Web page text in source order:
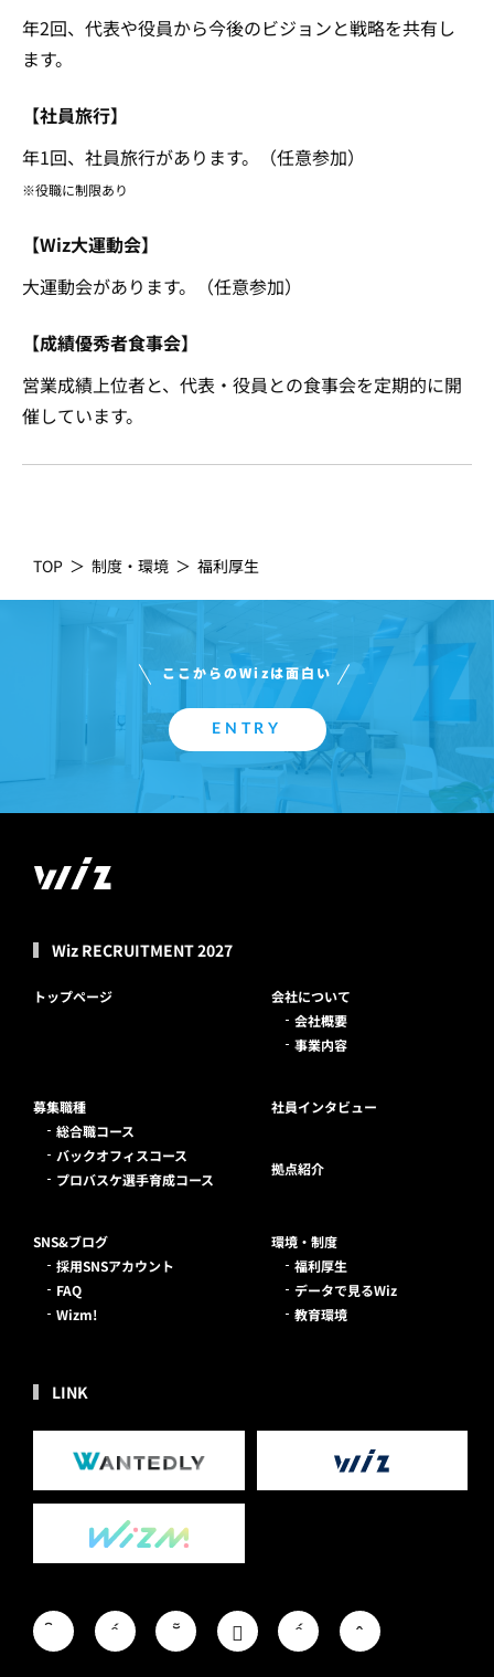
年2回、代表や役員から今後のビジョンと戦略を共有し
ます。
【社員旅行】
年1回、社員旅行があります。（任意参加）
※役職に制限あり
【Wiz大運動会】
大運動会があります。（任意参加）
【成績優秀者食事会】
営業成績上位者と、代表・役員との食事会を定期的に開
催しています。
TOP ＞ 制度・環境 ＞ 福利厚生
ここからのWizは面白い
ENTRY
Wiz RECRUITMENT 2027
トップページ
会社について
会社概要
事業内容
募集職種
総合職コース
バックオフィスコース
プロバスケ選手育成コース
社員インタビュー
拠点紹介
環境・制度
福利厚生
データで見るWiz
教育環境
SNS&ブログ
採用SNSアカウント
FAQ
Wizm!
LINK